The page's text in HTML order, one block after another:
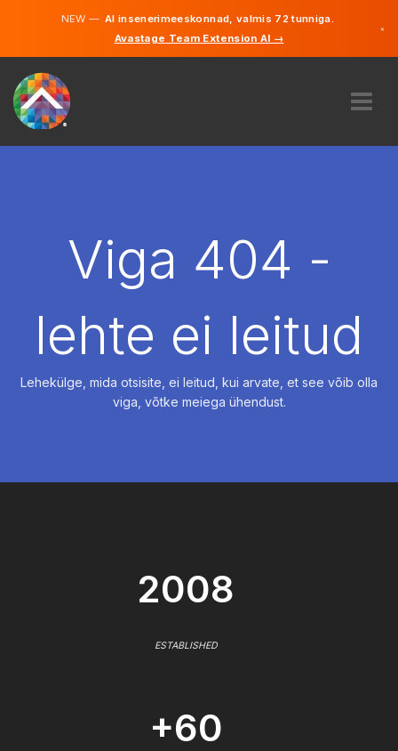
NEW —AI insenerimeeskonnad, valmis 72 tunniga.
Avastage Team Extension AI →
×
PALKAMAViga 404 -
lehte ei leitud
Lehekülge, mida otsisite, ei leitud, kui arvate, et see võib olla
viga, võtke meiega ühendust.
2008
ESTABLISHED
+60